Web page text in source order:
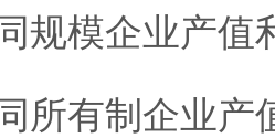
规模企业产值
所有制企业产